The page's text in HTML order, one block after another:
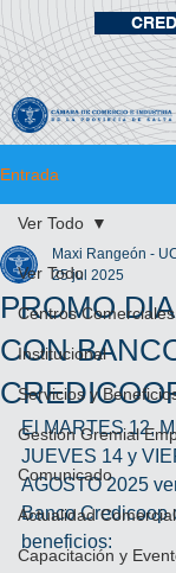
Entrada
Ver Todo
Centros
Institucional
Servicios y
Gestión Gremial
Comunicado
Actualidad Comercial
Capacitación y
Ver Todo
PROMO
CON
Maxi Rangeón -
25 jul 2025
El MARTES 12,
JUEVES 14 y
AGOSTO 2025
Banco Credicoop
beneficios: